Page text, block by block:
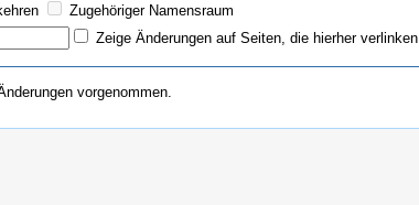
Zugehöriger Namensraum
Zeige Änderungen auf Seiten, die hierher verlinken
vorgenommen.